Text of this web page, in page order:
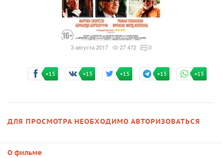
3 августа 2017 27 472 0
+15 +15 +15 +15 +15
ДЛЯ ПРОСМОТРА НЕОБХОДИМО АВТОРИЗОВАТЬСЯ
О фильме